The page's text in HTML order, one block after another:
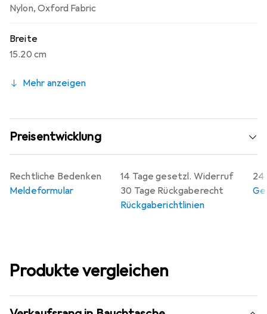
Nylon,Oxford Fabric
Breite
15.20 cm
Mehr anzeigen
Preisentwicklung
14 Tage gesetzl. Widerruf
30 Tage Rückgaberecht
Rückgaberichtlinien
24
Rechtliche Bedenken
Meldeformular
Produkte vergleichen